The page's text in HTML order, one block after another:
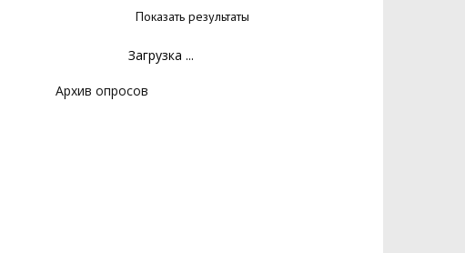
Показать результаты
Загрузка ...
Архив опросов